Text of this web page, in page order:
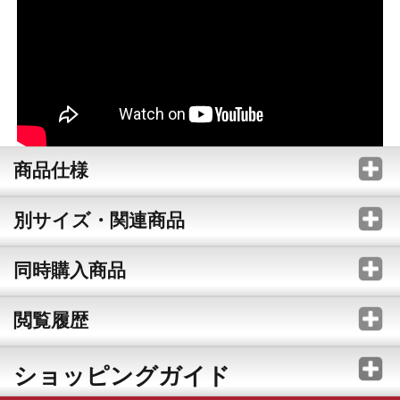
商品仕様
別サイズ・関連商品
同時購入商品
閲覧履歴
ショッピングガイド